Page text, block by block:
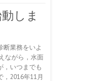
しま
断業務をいよ
ながら，水面
，いつまでも
2016年11月